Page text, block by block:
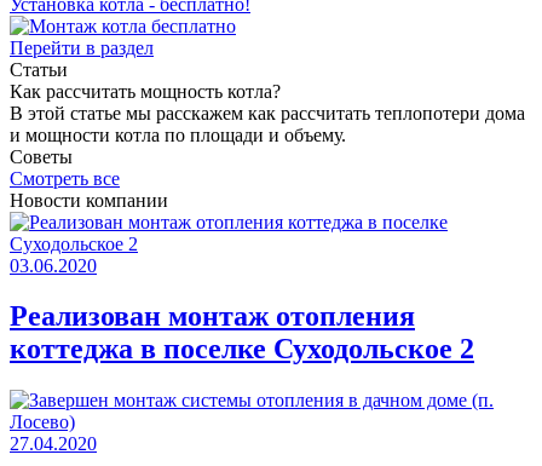
Перейти в раздел
Статьи
Как раcсчитать мощность котла?
В этой статье мы расскажем как рассчитать теплопотери дома
и мощности котла по площади и объему.
Советы
Смотреть все
Новости компании
03.06.2020
Реализован монтаж отопления
коттеджа в поселке Суходольское 2
27.04.2020